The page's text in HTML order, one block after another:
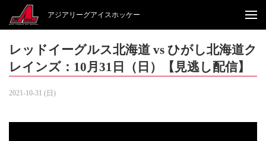
アジアリーグアイスホッケー
レッドイーグルス北海道 vs ひがし北海道ク
レインズ：10月31日（日）【見逃し配信】
2021-10-31 (日)